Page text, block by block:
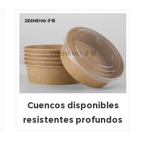
Contenedor de helado
de papel
Cuencos disponibles
resistentes profundos